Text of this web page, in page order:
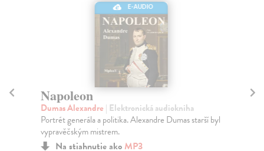
E-AUDIO
Napoleon
Dumas Alexandre| Elektronická audiokniha
Portrét generála a politika. Alexandre Dumas starší byl
vypravěčským mistrem.
Na stiahnutie akoMP3